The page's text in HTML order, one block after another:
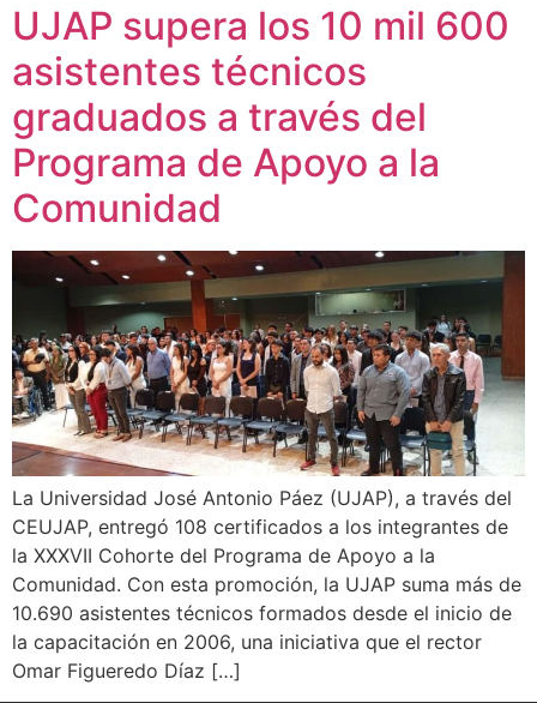
UJAP supera los 10 mil 600
asistentes técnicos
graduados a través del
Programa de Apoyo a la
Comunidad
La Universidad José Antonio Páez (UJAP), a través del
CEUJAP, entregó 108 certificados a los integrantes de
la XXXVII Cohorte del Programa de Apoyo a la
Comunidad. Con esta promoción, la UJAP suma más de
10.690 asistentes técnicos formados desde el inicio de
la capacitación en 2006, una iniciativa que el rector
Omar Figueredo Díaz […]